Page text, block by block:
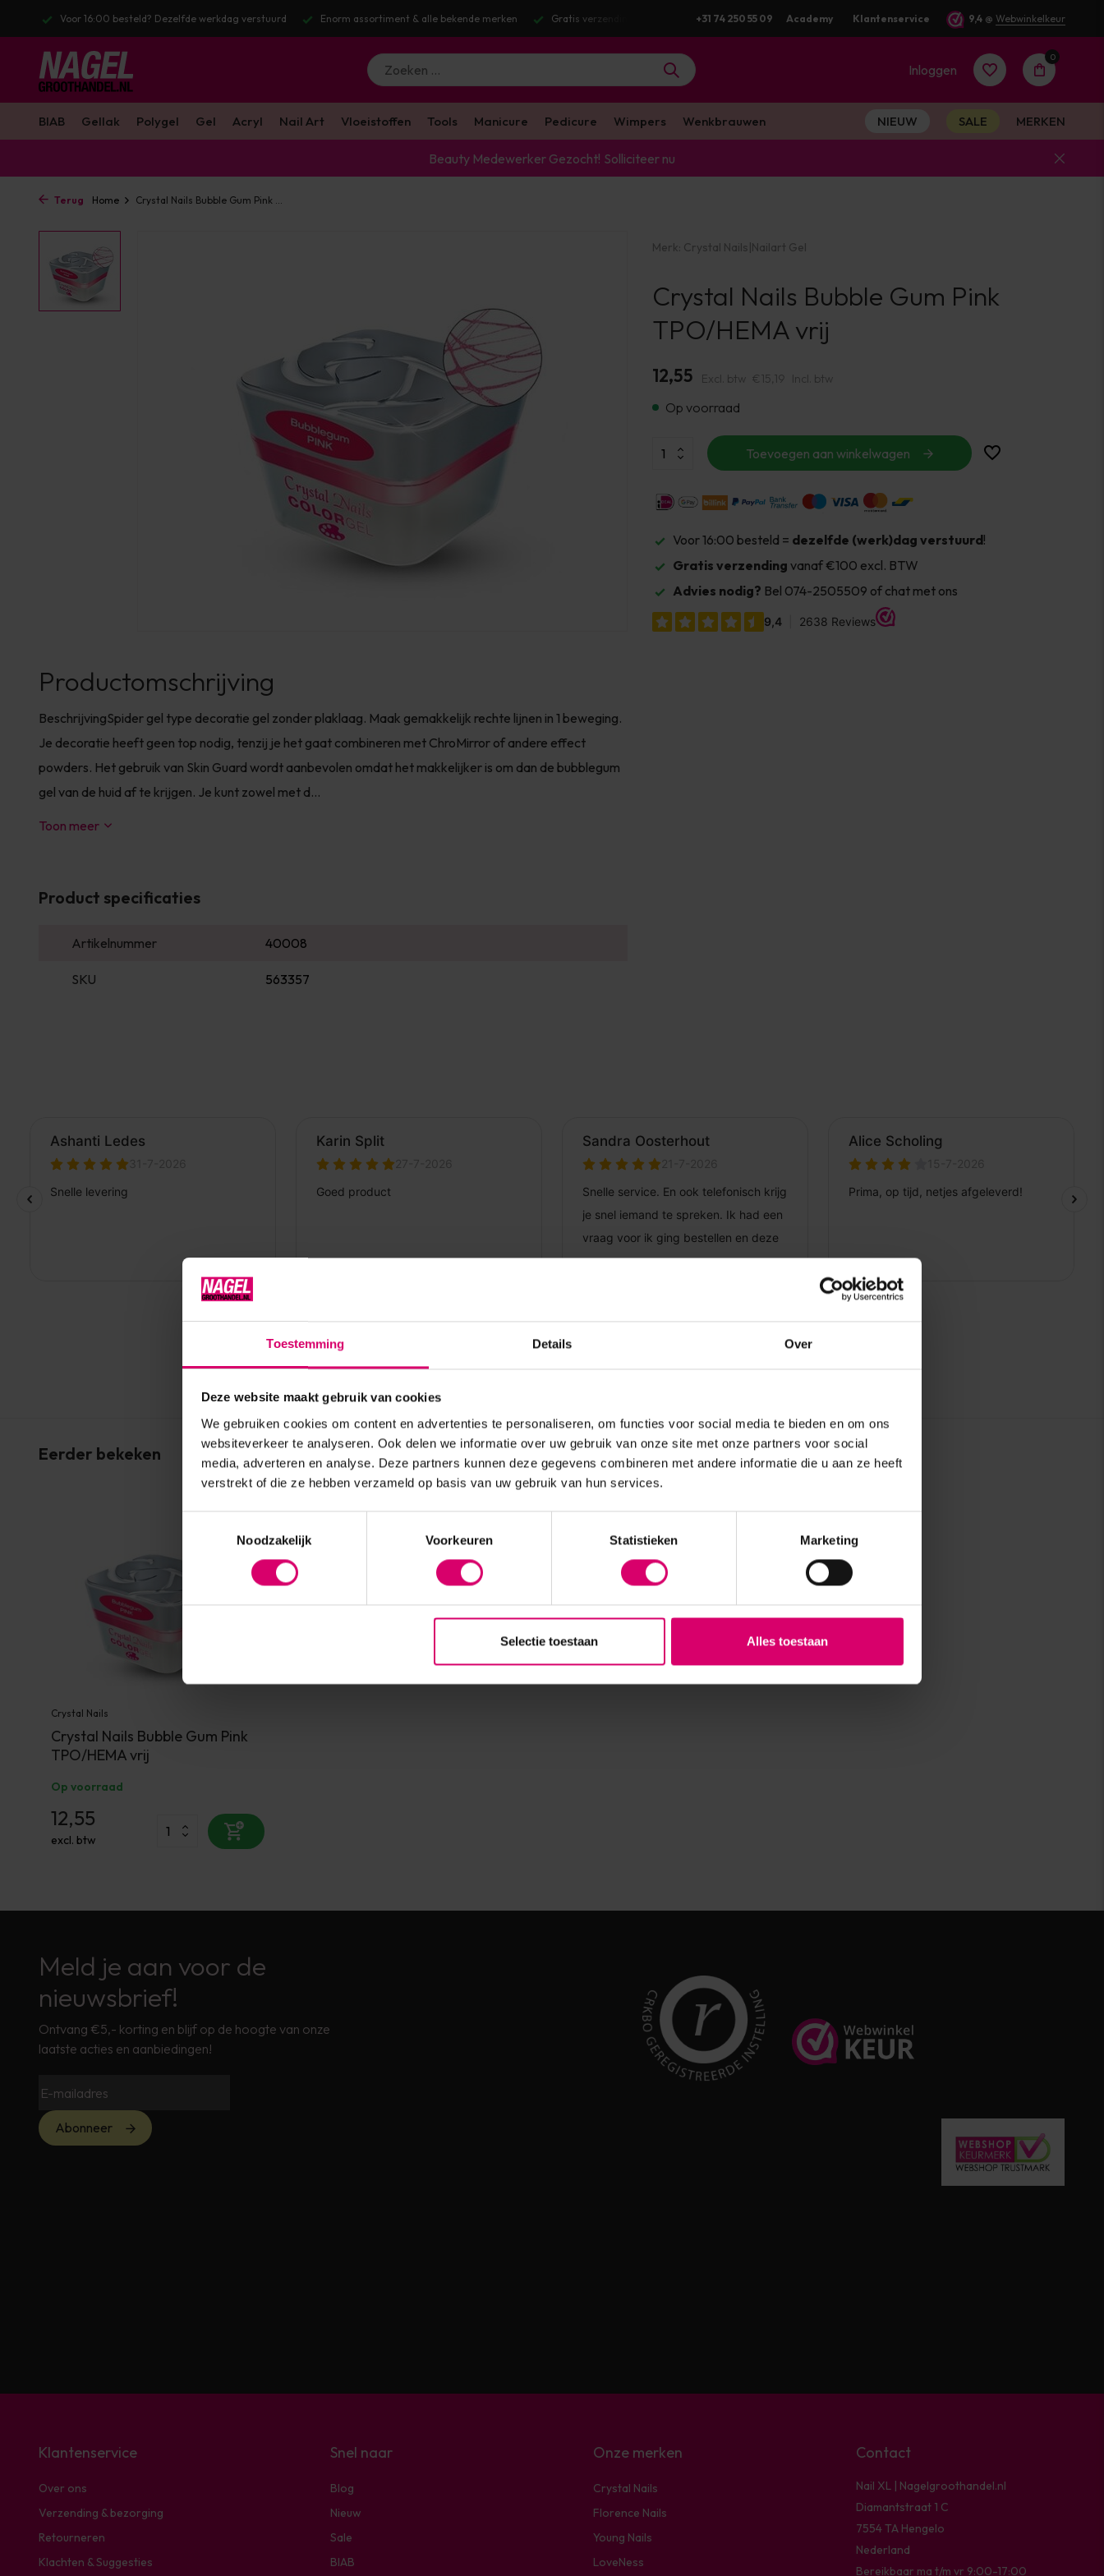
Toestemming Details Over
Deze website maakt gebruik van cookies
We gebruiken cookies om content en advertenties te personaliseren, om functies voor social media te bieden en om ons
websiteverkeer te analyseren. Ook delen we informatie over uw gebruik van onze site met onze partners voor social
media, adverteren en analyse. Deze partners kunnen deze gegevens combineren met andere informatie die u aan ze heeft
verstrekt of die ze hebben verzameld op basis van uw gebruik van hun services.
Noodzakelijk
Voorkeuren Statistieken Marketing
Selectie toestaan Alles toestaan
Enorm assortiment & alle bekende merken Gratis verzending v.a. €100 excl. BTW Voor 16:00 besteld? Dezelfde werkdag verstuurd
+31 74 250 55 09 Academy Klantenservice 9,4 @ Webwinkelkeur
Inloggen
Account
aanmaken
0
BIAB Gellak Polygel Gel Acryl Nail Art Vloeistoffen Tools Manicure Pedicure Wimpers Wenkbrauwen NIEUW SALE MERKEN
Beauty Medewerker Gezocht! Solliciteer nu
Terug Home Crystal Nails Bubble Gum Pink ...
Productomschrijving
BeschrijvingSpider gel type decoratie gel zonder plaklaag. Maak gemakkelijk rechte lijnen in 1 beweging.
Je decoratie heeft geen top nodig, tenzij je het gaat combineren met ChroMirror of andere effect
powders. Het gebruik van Skin Guard wordt aanbevolen omdat het makkelijker is om dan de bubblegum
gel van de huid af te krijgen. Je kunt zowel met d...
Toon meer
Product specificaties
Artikelnummer 40008
SKU 563357
Merk: Crystal Nails|Nailart Gel
Crystal Nails Bubble Gum Pink
TPO/HEMA vrij
12,55 Excl. btw €15,19 Incl. btw
Op voorraad
Toevoegen aan winkelwagen
Voor 16:00 besteld = dezelfde (werk)dag verstuurd!
Gratis verzending vanaf €100 excl. BTW
Advies nodig? Bel 074-2505509 of chat met ons
Eerder bekeken
Crystal Nails
Crystal Nails Bubble Gum Pink
TPO/HEMA vrij
Op voorraad
12,55
excl. btw
Meld je aan voor de
nieuwsbrief!
Ontvang €5,- korting en blijf op de hoogte van onze
laatste acties en aanbiedingen!
Abonneer
Klantenservice
Over ons
Verzending & bezorging
Retourneren
Klachten & Suggesties
Snel naar
Blog
Nieuw
Sale
BIAB
Onze merken
Crystal Nails
Florence Nails
Young Nails
LoveNess
Contact
Nail XL | Nagelgroothandel.nl
Diamantstraat 1 C
7554 TA Hengelo
Nederland
Bereikbaar ma t/m vr 9:00-17:00